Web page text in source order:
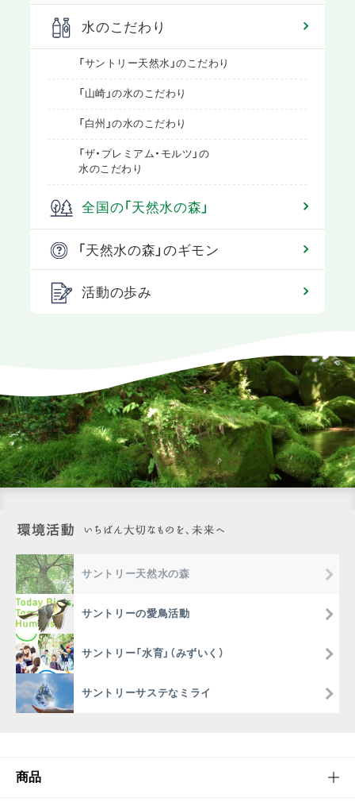
水のこだわり
「サントリー天然水」のこだわり
「山崎」の水のこだわり
「白州」の水のこだわり
「ザ・プレミアム・モルツ」の
水のこだわり
全国の「天然水の森」
「天然水の森」のギモン
活動の歩み
サントリー天然水の森
サントリーの愛鳥活動
サントリー「水育」（みずいく）
サントリーサステなミライ
商品